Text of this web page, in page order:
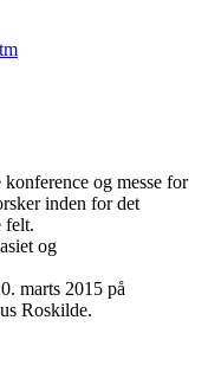
og messe for
inden for det
felt.
og
marts 2015 på
Roskilde.